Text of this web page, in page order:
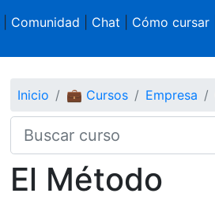
Comunidad Chat Cómo cursar|
Inicio 💼 Cursos Empresa
El Método